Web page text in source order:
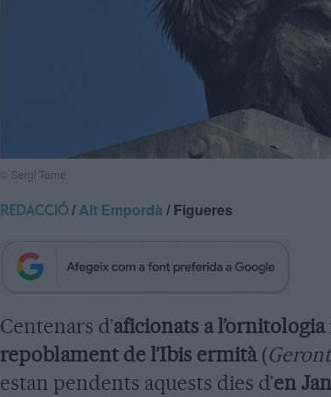
© Sergi Torné
REDACCIÓ /Alt Empordà / Figueres
Centenars d’aficionats a l’ornitologia
repoblament de l’Ibis ermità(
estan pendents aquests dies d’en